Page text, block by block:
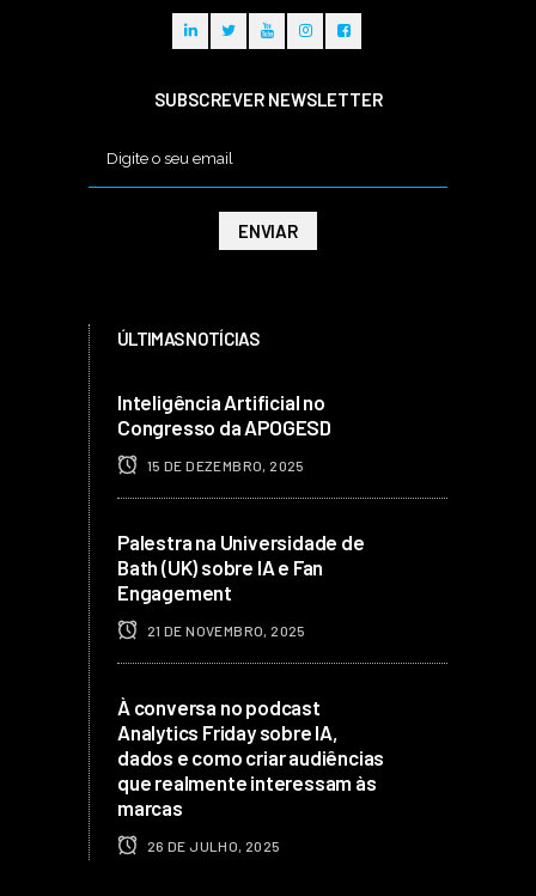
SUBSCREVER NEWSLETTER
ÚLTIMAS NOTÍCIAS
Inteligência Artificial no
Congresso da APOGESD
15 DE DEZEMBRO, 2025
Palestra na Universidade de
Bath (UK) sobre IA e Fan
Engagement
21 DE NOVEMBRO, 2025
À conversa no podcast
Analytics Friday sobre IA,
dados e como criar audiências
que realmente interessam às
marcas
26 DE JULHO, 2025